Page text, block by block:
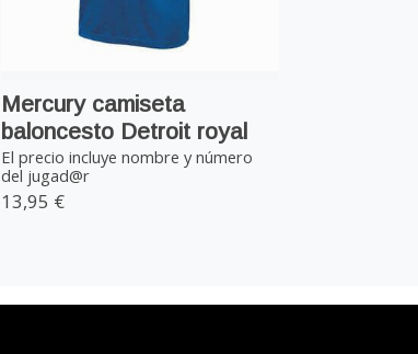
Mercury camiseta
baloncesto Detroit royal
El precio incluye nombre y número
del jugad@r
13,95 €